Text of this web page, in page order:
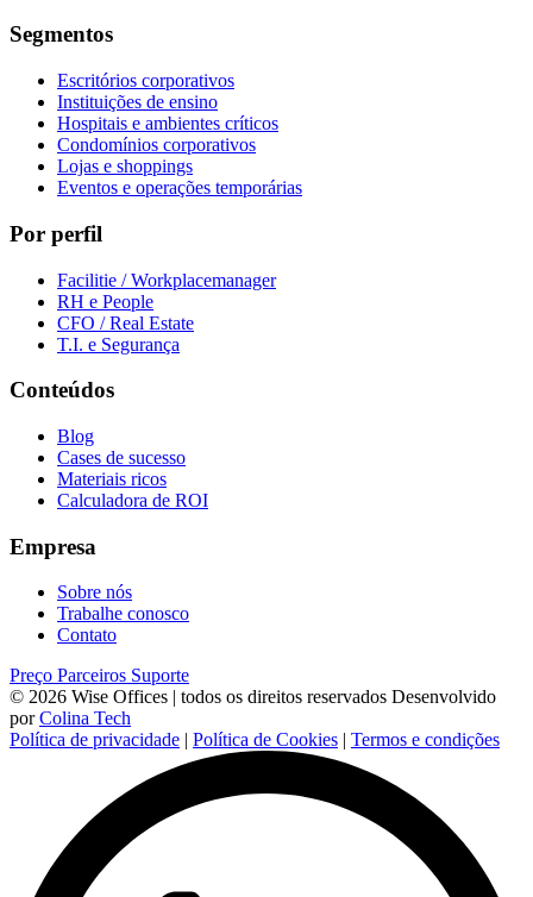
Segmentos
Escritórios corporativos
Instituições de ensino
Hospitais e ambientes críticos
Condomínios corporativos
Lojas e shoppings
Eventos e operações temporárias
Por perfil
Facilitie / Workplacemanager
RH e People
CFO / Real Estate
T.I. e Segurança
Conteúdos
Blog
Cases de sucesso
Materiais ricos
Calculadora de ROI
Empresa
Sobre nós
Trabalhe conosco
Contato
Preço Parceiros Suporte
© 2026 Wise Offices | todos os direitos reservados Desenvolvido
porColina Tech
Política de privacidade | Política de Cookies | Termos e condições